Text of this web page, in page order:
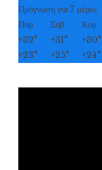
Πρόγνωση για 7 μέρες
Παρ
Σαβ Κυρ
+32° +31° +30°
+23° +25° +24°